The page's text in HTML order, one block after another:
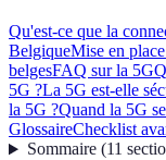
Qu'est-ce que la
BelgiqueMise en
belgesFAQ sur la 5G
5G ?La 5G est-elle
la 5G ?Quand la 5G
GlossaireChecklist
Sommaire(11